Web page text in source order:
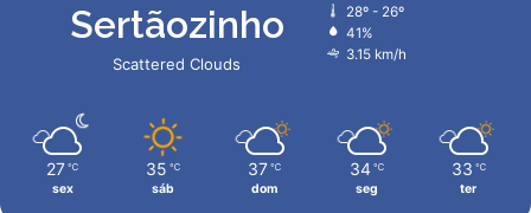
Sertãozinho
Scattered Clouds
28º - 26º
41%
3.15 km/h
27 ℃
sex
35 ℃
sáb
37 ℃
dom
34 ℃
seg
33 ℃
ter